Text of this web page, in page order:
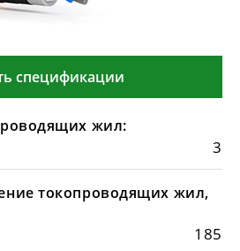
спецификации
жил:
3
токопроводящих жил,
185